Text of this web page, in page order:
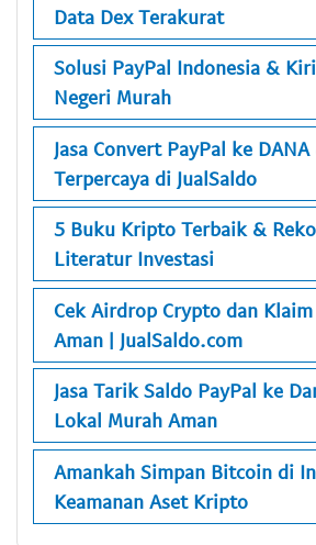
Data Dex Terakurat
Solusi PayPal Indonesia &
Negeri Murah
Jasa Convert PayPal ke
Terpercaya di JualSaldo
5 Buku Kripto Terbaik &
Literatur Investasi
Cek Airdrop Crypto dan
Aman | JualSaldo.com
Jasa Tarik Saldo PayPal ke
Lokal Murah Aman
Amankah Simpan Bitcoin di
Keamanan Aset Kripto